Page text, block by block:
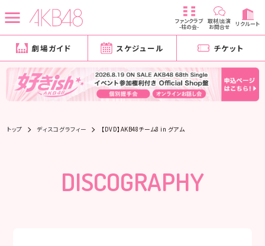
ファンクラブ
-柱の会-
取材/出演
お問合せ リクルート
劇場ガイド スケジュール チケット
トップ ディスコグラフィー 【DVD】AKB48チーム8 in グアム
DISCOGRAPHY